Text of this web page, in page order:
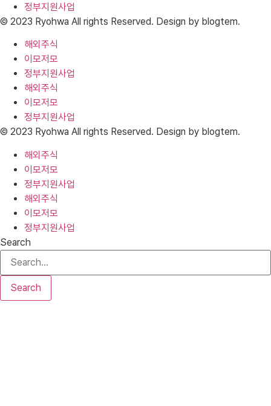
정부지원사업
© 2023 Ryohwa All rights Reserved. Design by blogtem.
해외주식
이모저모
정부지원사업
해외주식
이모저모
정부지원사업
© 2023 Ryohwa All rights Reserved. Design by blogtem.
해외주식
이모저모
정부지원사업
해외주식
이모저모
정부지원사업
Search
Search